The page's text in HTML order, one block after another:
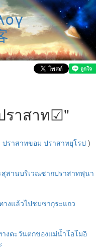
ราสาท☑"
ปราสาทขอม ปราสาทยุโรป )
สุสานบริเวณซากปราสาทฟุนา
างแล้วไปชมซากุระแถว
งตะวันตกของแม่น้ำโอโมอิ